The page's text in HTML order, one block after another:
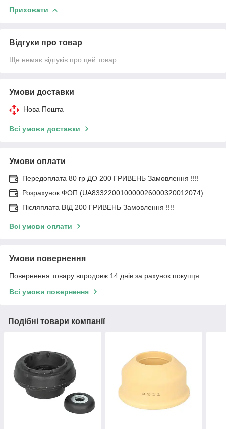
Приховати
Відгуки про товар
Ще немає відгуків про цей товар
Умови доставки
Нова Пошта
Всі умови доставки
Умови оплати
Передоплата 80 гр ДО 200 ГРИВЕНЬ Замовлення !!!!
Розрахунок ФОП (UA833220010000026000320012074)
Післяплата ВІД 200 ГРИВЕНЬ Замовлення !!!!
Всі умови оплати
Умови повернення
Повернення товару впродовж 14 днів за рахунок покупця
Всі умови повернення
Подібні товари компанії